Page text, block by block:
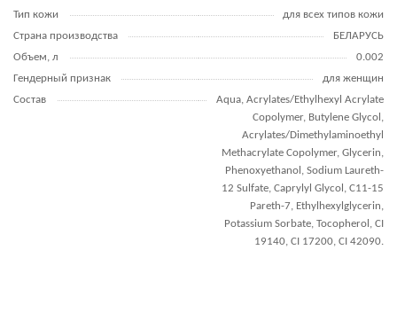
Тип кожи
для всех типов кожи
Страна производства
БЕЛАРУСЬ
Объем, л
0.002
Гендерный признак
для женщин
Состав
Aqua, Acrylates/Ethylhexyl Acrylate
Copolymer, Butylene Glycol,
Acrylates/Dimethylaminoethyl
Methacrylate Copolymer, Glycerin,
Phenoxyethanol, Sodium Laureth-
12 Sulfate, Caprylyl Glycol, C11-15
Pareth-7, Ethylhexylglycerin,
Potassium Sorbate, Tocopherol, CI
19140, CI 17200, CI 42090.